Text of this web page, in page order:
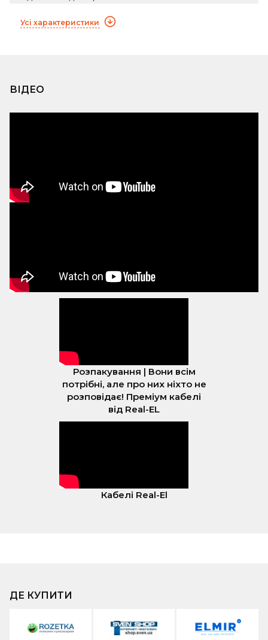
Усі характеристики
ВІДЕО
Розпакування | Вони всім
потрібні, але про них ніхто не
розповідає! Преміум кабелі
від Real-EL
Кабелі Real-El
ДЕ КУПИТИ